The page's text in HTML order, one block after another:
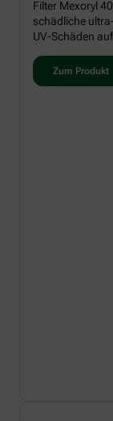
Filter Mexoryl
schädliche
UV-Schäden
Zum Produkt